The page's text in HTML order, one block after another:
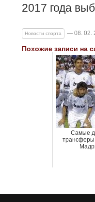
2017 года
Новости спорта — 08. 02.
Похожие записи на
Самые